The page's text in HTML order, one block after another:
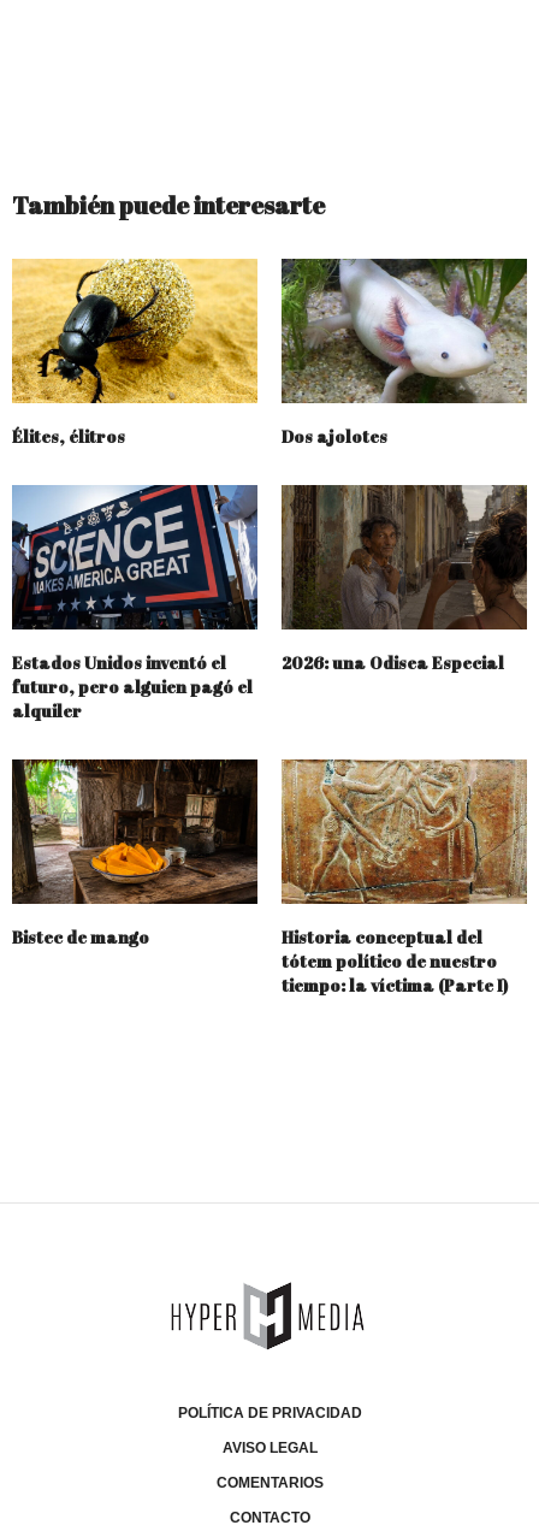
También puede interesarte
Élites, élitros Dos ajolotes
Estados Unidos inventó el
futuro, pero alguien pagó el
alquiler
2026: una Odisea Especial
Bistec de mango
Historia conceptual del
tótem político de nuestro
tiempo: la víctima (Parte I)
POLÍTICA DE PRIVACIDAD
AVISO LEGAL
COMENTARIOS
CONTACTO